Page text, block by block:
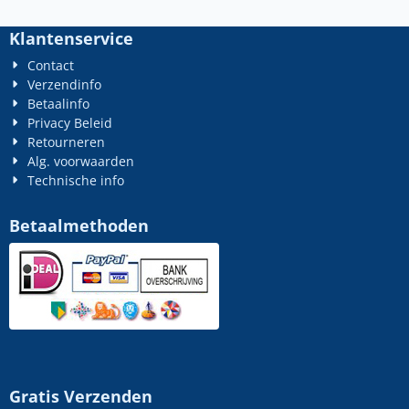
Klantenservice
Contact
Verzendinfo
Betaalinfo
Privacy Beleid
Retourneren
Alg. voorwaarden
Technische info
Betaalmethoden
Gratis Verzenden